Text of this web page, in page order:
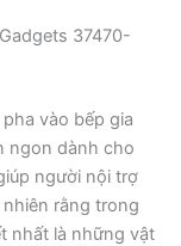
37470-
vào bếp gia
ngon dành cho
người nội trợ
rằng trong
nhất là những vật